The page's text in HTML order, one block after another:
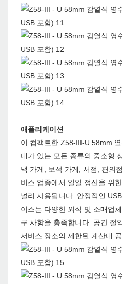
애플리케이션
이 컴팩트한 Z58-III-U 58mm
대가 있는 모든 종류의 중소형
낵 가게, 보석 가게, 서점, 편의
비스 업종에서 일일 정산을 위
널리 사용됩니다. 안정적인
이스는 다양한 외식 및 소매업
구 사항을 충족합니다. 공간 절
서비스 장소의 제한된 계산대